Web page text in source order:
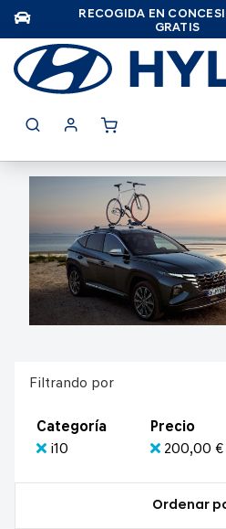
RECOGIDA EN
GRATIS
Filtrando por
Categoría
i10
Precio
200,00 €
Ordenar